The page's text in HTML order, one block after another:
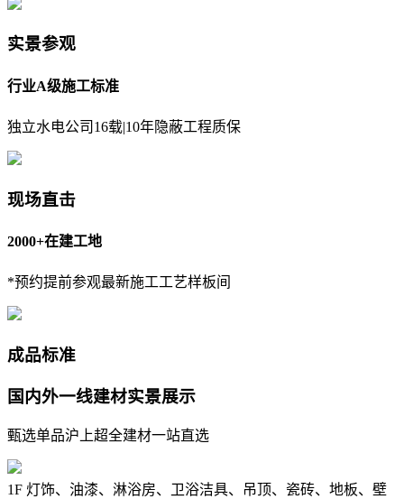
实景参观
行业A级施工标准
独立水电公司16载|10年隐蔽工程质保
现场直击
2000+在建工地
*预约提前参观最新施工工艺样板间
成品标准
国内外一线建材实景展示
甄选单品沪上超全建材一站直选
1F 灯饰、油漆、淋浴房、卫浴洁具、吊顶、瓷砖、地板、壁